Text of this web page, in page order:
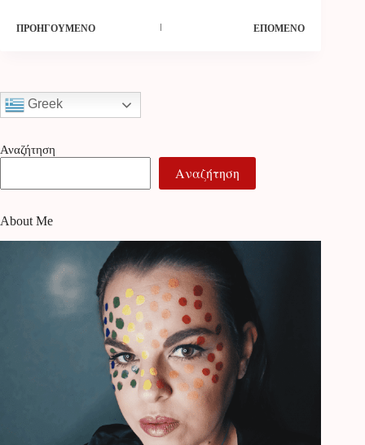
ΠΡΟΗΓΟΎΜΕΝΟ ΕΠΌΜΕΝΟ
Greek
Αναζήτηση
Αναζήτηση
About Me